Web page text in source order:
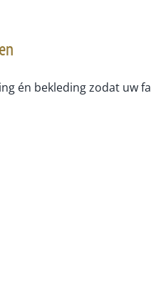
én bekleding zodat uw